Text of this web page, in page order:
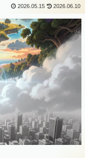
2026.05.15 2026.06.10